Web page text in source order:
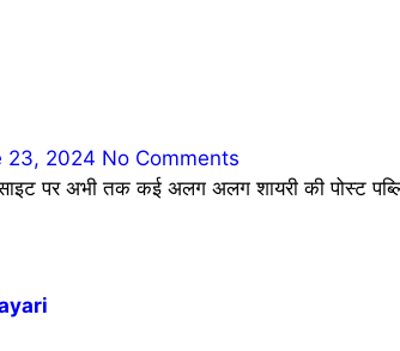
23, 2024 No Comments
पर अभी तक कई अलग अलग शायरी की पोस्ट